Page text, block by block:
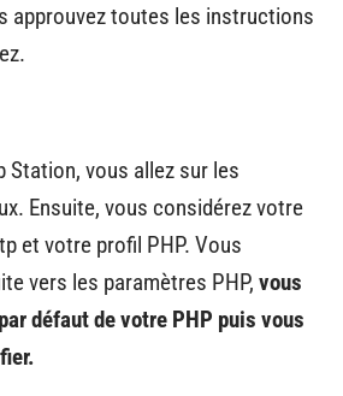
approuvez toutes les instructions
Station, vous allez sur les
Ensuite, vous considérez votre
et votre profil PHP. Vous
vers les paramètres PHP, vous
défaut de votre PHP puis vous